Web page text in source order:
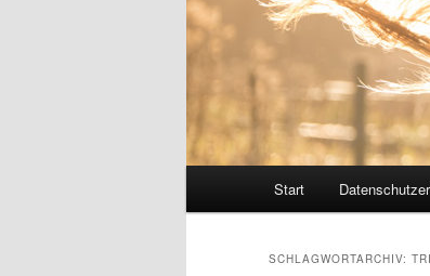
Start
SCHLAGWORTARCHIV: